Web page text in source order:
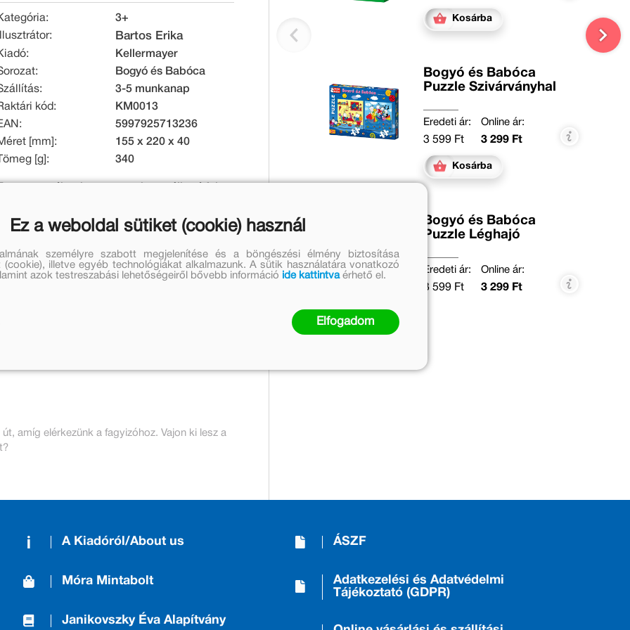
3+
Bartos Erika
Kellermayer
Bogyó és Babóca
3-5 munkanap
kód:
KM0013
5997925713236
[mm]:
155 x 220 x 40
[g]:
340
ár:
Online ár:
4 699 Ft
amíg elérkezünk a fagyizóhoz. Vajon ki lesz a
Kosárba
Bogyó és Babóca
Puzzle Szivárványhal
Eredeti ár:
3 599 Ft
Online ár:
3 299 Ft
Kosárba
Bogyó és Babóca
Puzzle Léghajó
Eredeti ár:
3 599 Ft
Online ár:
3 299 Ft
A Kiadóról/About us
Móra Mintabolt
Janikovszky Éva Alapítvány
ÁSZF
Adatkezelési és Adatvédelmi
Tájékoztató (GDPR)
Ez a weboldal sütiket (cookie) használ
személyre szabott megjelenítése és a böngészési élmény biztosítása
(cookie), illetve egyéb technológiákat alkalmazunk. A sütik használatára vonatkozó
azok testreszabási lehetőségeiről bővebb információ ide kattintvaérhető el.
Elfogadom